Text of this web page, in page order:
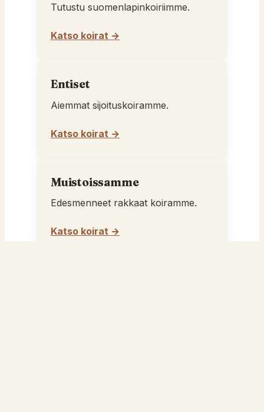
Tutustu suomenlapinkoiriimme.
Katso koirat →
Entiset
Aiemmat sijoituskoiramme.
Katso koirat →
Muistoissamme
Edesmenneet rakkaat koiramme.
Katso koirat →